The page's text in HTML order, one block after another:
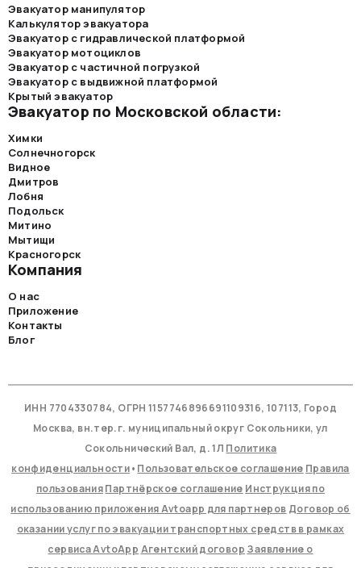
Эвакуатор манипулятор
Калькулятор эвакуатора
Эвакуатор с гидравлической платформой
Эвакуатор мотоциклов
Эвакуатор с частичной погрузкой
Эвакуатор с выдвижной платформой
Крытый эвакуатор
Эвакуатор по Московской области:
Химки
Солнечногорск
Видное
Дмитров
Лобня
Подольск
Митино
Мытищи
Красногорск
Компания
О нас
Приложение
Контакты
Блог
ИНН 7704330784, ОГРН 1157746896691109316, 107113, Город
Москва, вн.тер.г. муниципальный округ Сокольники, ул
Сокольнический Вал, д. 1Л Политика
конфиденциальности• Пользовательское соглашение Правила
пользованияПартнёрское соглашение Инструкция по
использованию приложения Avtoapp для партнеров Договор об
оказании услуг по эвакуации транспортных средств в рамках
сервиса AvtoApp Агентский договор Заявление о